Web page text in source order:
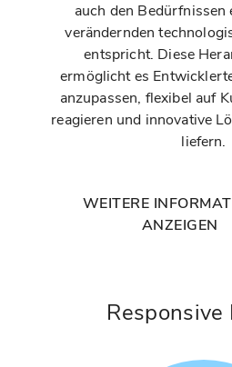
auch den Bedürfnissen
verändernden
entspricht. Diese
ermöglicht es
anzupassen, flexibel auf
reagieren und innovative
liefern.
WEITERE
ANZEIGEN
Responsive